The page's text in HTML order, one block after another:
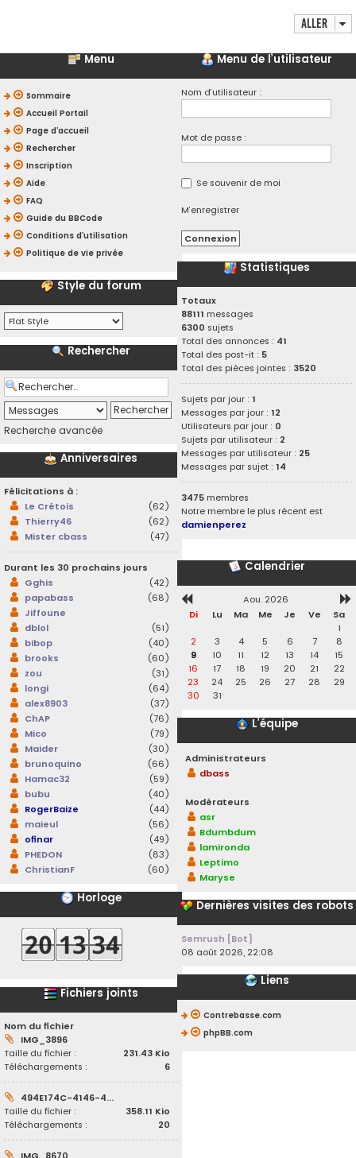
Aller
Menu
Sommaire
Accueil Portail
Page d’accueil
Rechercher
Inscription
Aide
FAQ
Guide du BBCode
Conditions d’utilisation
Politique de vie privée
Style du forum
Rechercher
Recherche avancée
Anniversaires
Félicitations à :
Le Crétois
(62)
Thierry46
(62)
Mister cbass
(47)
Durant les 30 prochains jours
Gghis
(42)
papabass
(68)
Jiffoune
dblol
(51)
bibop
(40)
brooks
(60)
zou
(31)
longi
(64)
alex8903
(37)
ChAP
(76)
Mico
(79)
Maider
(30)
brunoquino
(66)
Hamac32
(59)
bubu
(40)
RogerBaize
(44)
maieul
(56)
ofinar
(49)
PHEDON
(83)
ChristianF
(60)
Horloge
Fichiers joints
Nom du fichier
IMG_3896
Taille du fichier :
231.43 Kio
Téléchargements :
6
494E174C-4146-4...
Taille du fichier :
358.11 Kio
Téléchargements :
20
Menu de l’utilisateur
Nom d’utilisateur :
Mot de passe :
Se souvenir de moi
M’enregistrer
Statistiques
Totaux
88111 messages
6300 sujets
Total des annonces : 41
Total des post-it : 5
Total des pièces jointes : 3520
Sujets par jour :1
Messages par jour :12
Utilisateurs par jour : 0
Sujets par utilisateur : 2
Messages par utilisateur : 25
Messages par sujet :14
3475 membres
Notre membre le plus récent est
damienperez
Calendrier
Aou. 2026
Di
Lu Ma Me Je Ve
Sa
1
2
3 4 5 6 7
8
9
10 11 12 13 14
15
16
17 18 19 20 21
22
23
24 25 26 27 28
29
30
31
L’équipe
Administrateurs
dbass
Modérateurs
asr
Bdumbdum
lamironda
Leptimo
Maryse
Dernières visites des robots
Semrush [Bot]
08 août 2026, 22:08
Liens
Contrebasse.com
phpBB.com